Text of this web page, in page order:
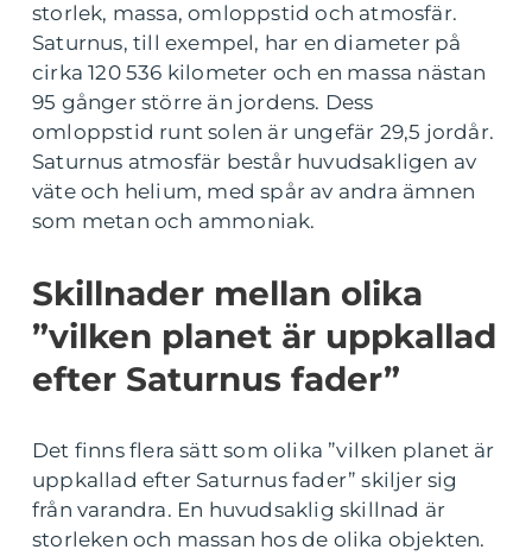
storlek, massa, omloppstid och atmosfär.
Saturnus, till exempel, har en diameter på
cirka 120 536 kilometer och en massa nästan
95 gånger större än jordens. Dess
omloppstid runt solen är ungefär 29,5 jordår.
Saturnus atmosfär består huvudsakligen av
väte och helium, med spår av andra ämnen
som metan och ammoniak.
Skillnader mellan olika
”vilken planet är uppkallad
efter Saturnus fader”
Det finns flera sätt som olika ”vilken planet är
uppkallad efter Saturnus fader” skiljer sig
från varandra. En huvudsaklig skillnad är
storleken och massan hos de olika objekten.